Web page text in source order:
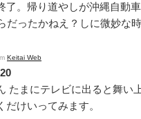
了。帰り道やしが沖縄自動
だったかねえ？しに微妙な
Keitai Web
たまにテレビに出ると舞い
だけいってみます。